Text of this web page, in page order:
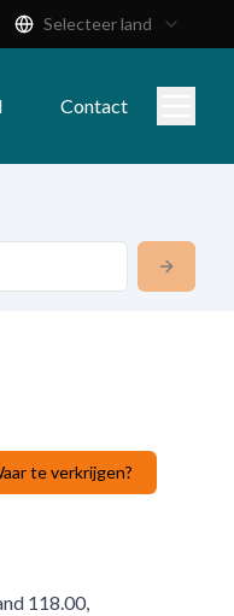
Selecteer land
Contact
te verkrijgen?
118.00,